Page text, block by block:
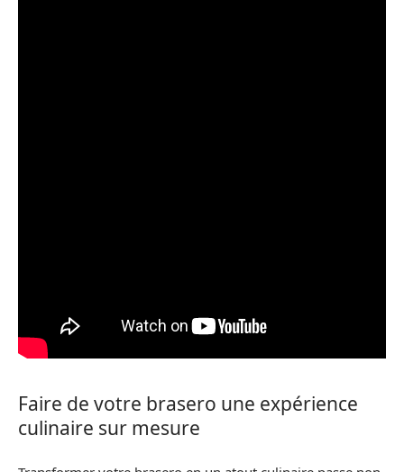
Faire de votre brasero une expérience
culinaire sur mesure